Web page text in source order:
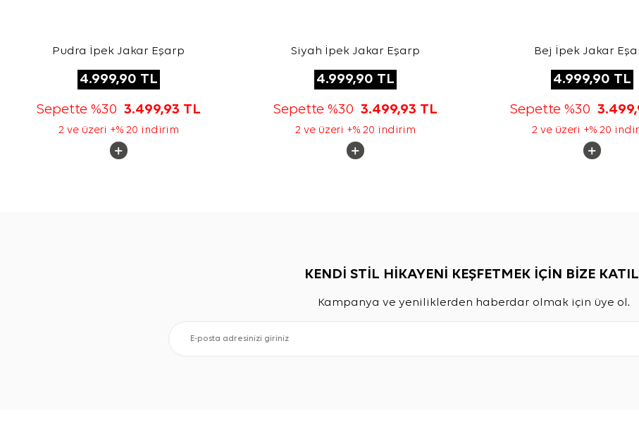
Pudra İpek Jakar Eşarp
4.999,90 TL
Sepette %30 3.499,93 TL
2 ve üzeri +% 20 indirim
Siyah İpek Jakar Eşarp
4.999,90 TL
Sepette %30 3.499,93 TL
2 ve üzeri +% 20 indirim
Bej İpek Jakar
4.999,90 TL
Sepette %30
2 ve üzeri +% 20
KENDİ STİL HİKAYENİ KEŞFETMEK İÇİN BİZE
Kampanya ve yeniliklerden haberdar olmak için üye ol.